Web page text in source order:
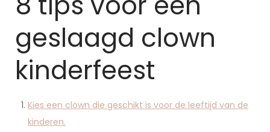
geslaagd clown
kinderfeest
Kies een clown die geschikt is voor de leeftijd van de
kinderen.